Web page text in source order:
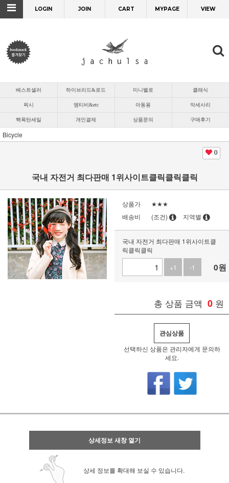
LOGIN JOIN CART MYPAGE VIEW
베스트셀러 하이브리드&로드 미니벨로 클래식
픽시 엠티비&etc 아동용 악세사리
핵폭탄세일 개인결제 상품문의 구매후기
Bicycle
0
국내 자전거 최다판매 1위사이트클릭클릭클릭
상품가
★★★
배송비
(조건) 지역별
국내 자전거 최다판매 1위사이트클
릭클릭클릭
+1
-1 0원
총 상품 금액 0 원
관심상품
선택하신 상품은 관리자에게 문의하
세요.
상세정보 새창 열기
상세 정보를 확대해 보실 수 있습니다.